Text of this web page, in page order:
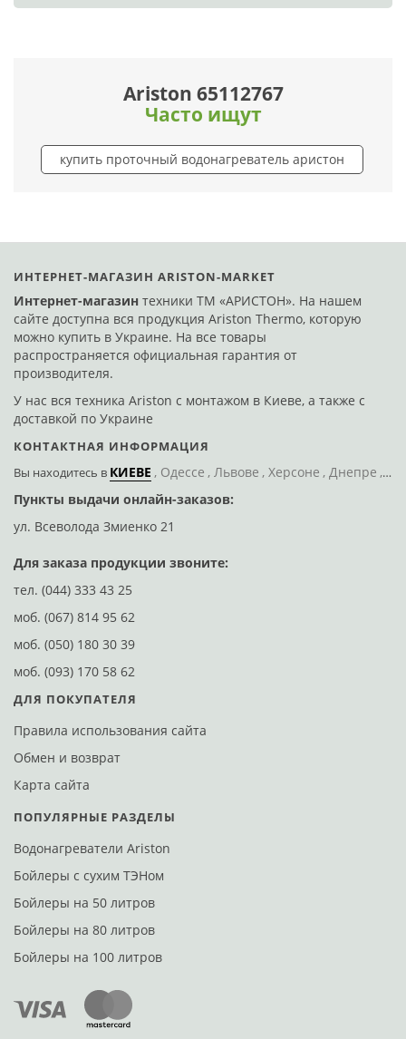
Ariston 65112767
Часто ищут
купить проточный водонагреватель аристон
ИНТЕРНЕТ-МАГАЗИН ARISTON-MARKET
Интернет-магазин техники ТМ «АРИСТОН». На нашем
сайте доступна вся продукция Ariston Thermo, которую
можно купить в Украине. На все товары
распространяется официальная гарантия от
производителя.
У нас вся техника Ariston с монтажом в Киеве, а также с
доставкой по Украине
КОНТАКТНАЯ ИНФОРМАЦИЯ
Вы находитесь в КИЕВЕ Одессе Львове Херсоне Днепре
Пункты выдачи онлайн-заказов:
ул. Всеволода Змиенко 21
Для заказа продукции звоните:
тел. (044) 333 43 25
моб. (067) 814 95 62
моб. (050) 180 30 39
моб. (093) 170 58 62
ДЛЯ ПОКУПАТЕЛЯ
Правила использования сайта
Обмен и возврат
Карта сайта
ПОПУЛЯРНЫЕ РАЗДЕЛЫ
Водонагреватели Ariston
Бойлеры с сухим ТЭНом
Бойлеры на 50 литров
Бойлеры на 80 литров
Бойлеры на 100 литров